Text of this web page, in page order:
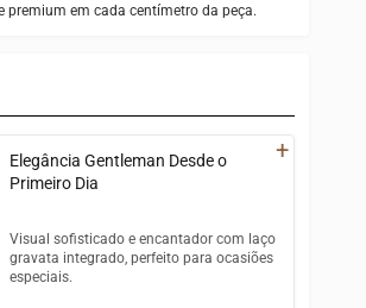
em cada centímetro da peça.
Elegância Gentleman Desde o
Primeiro Dia
+
Visual sofisticado e encantador com laço
gravata integrado, perfeito para ocasiões
especiais.